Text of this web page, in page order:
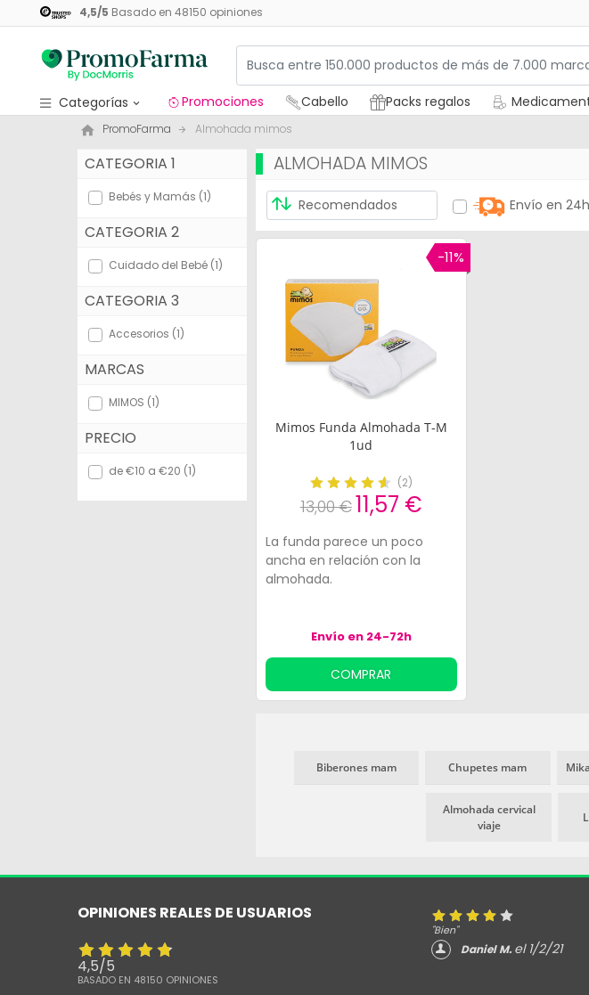
4,5/5 Basado en 48150 opiniones
Categorías
Promociones
Cabello
Packs regalos
Medicamentos
Cosmética
Promociones Cabello Packs regalos
PromoFarma Almohada mimos
CATEGORIA 1
Bebés y Mamás (1)
CATEGORIA 2
Cuidado del Bebé (1)
CATEGORIA 3
Accesorios (1)
MARCAS
MIMOS (1)
PRECIO
de €10 a €20 (1)
ALMOHADA MIMOS
Envío en 24h
-11%
Mimos Funda Almohada T-M
1ud
(2)
13,00 €11,57 €
La funda parece un poco
ancha en relación con la
almohada.
Envío en 24-72h
COMPRAR
Biberones mam Chupetes mam
Almohada cervical
viaje
OPINIONES REALES DE USUARIOS
4,5/5
BASADO EN 48150 OPINIONES
"Bien"
Daniel M. el 1/2/21